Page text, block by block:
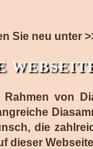
Sie neu unter
von
die
dieser